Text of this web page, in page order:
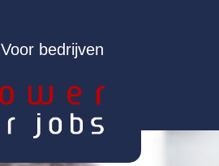
Voor bedrijven